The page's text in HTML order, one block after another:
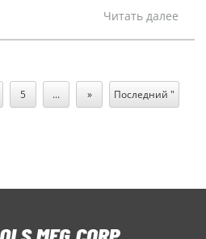
Читать далее
5 ... » Последний "